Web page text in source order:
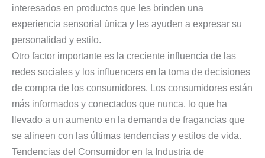
interesados en productos que les brinden una
experiencia sensorial única y les ayuden a expresar su
personalidad y estilo.
Otro factor importante es la creciente influencia de las
redes sociales y los influencers en la toma de decisiones
de compra de los consumidores. Los consumidores están
más informados y conectados que nunca, lo que ha
llevado a un aumento en la demanda de fragancias que
se alineen con las últimas tendencias y estilos de vida.
Tendencias del Consumidor en la Industria de